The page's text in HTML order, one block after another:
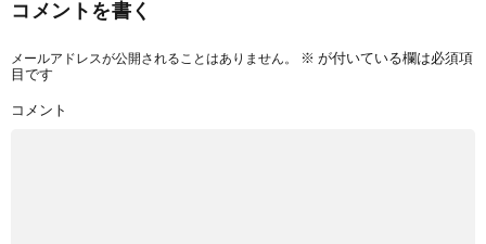
コメントを書く
メールアドレスが公開されることはありません。 ※ が付いている欄は必須項
目です
コメント